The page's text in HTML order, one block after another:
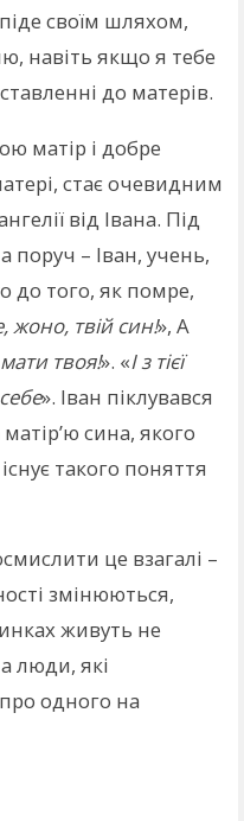
своїм шляхом,
навіть якщо я тебе
до матерів.
матір і добре
стає очевидним
від Івана. Під
поруч – Іван, учень,
до того, як помре,
жоно, твій син!», А
твоя!». «І з тієї
». Іван піклувався
сина, якого
такого поняття
це взагалі –
змінюються,
живуть не
люди, які
одного на